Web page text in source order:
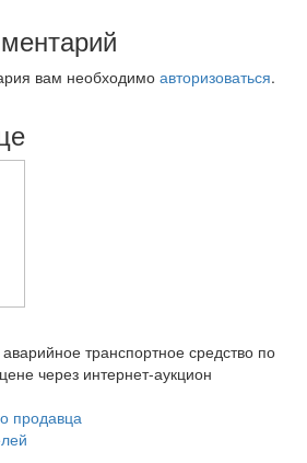
вам необходимо авторизоваться.
транспортное средство по
через интернет-аукцион
продавца